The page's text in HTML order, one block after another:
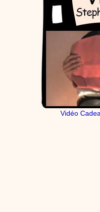
Vidéo